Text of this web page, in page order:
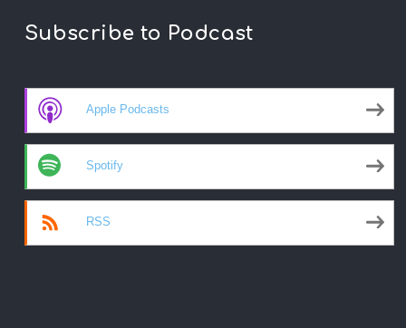
Subscribe to Podcast
Apple Podcasts
Spotify
RSS